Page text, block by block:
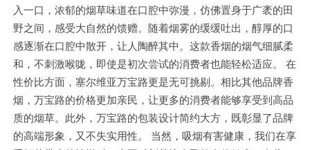
入一口，浓郁的烟草味道在口腔中弥漫，仿佛置身于广袤的田
野之间，感受大自然的馈赠。随着烟雾的缓缓吐出，醇厚的口
感逐渐在口腔中散开，让人陶醉其中。这款香烟的烟气细腻柔
和，不刺激喉咙，即使是初次尝试的消费者也能轻松适应。 在
性价比方面，塞尔维亚万宝路更是无可挑剔。相比其他品牌香
烟，万宝路的价格更加亲民，让更多的消费者能够享受到高品
质的烟草。此外，万宝路的包装设计简约大方，既彰显了品牌
的高端形象，又不失实用性。 当然，吸烟有害健康，我们在享